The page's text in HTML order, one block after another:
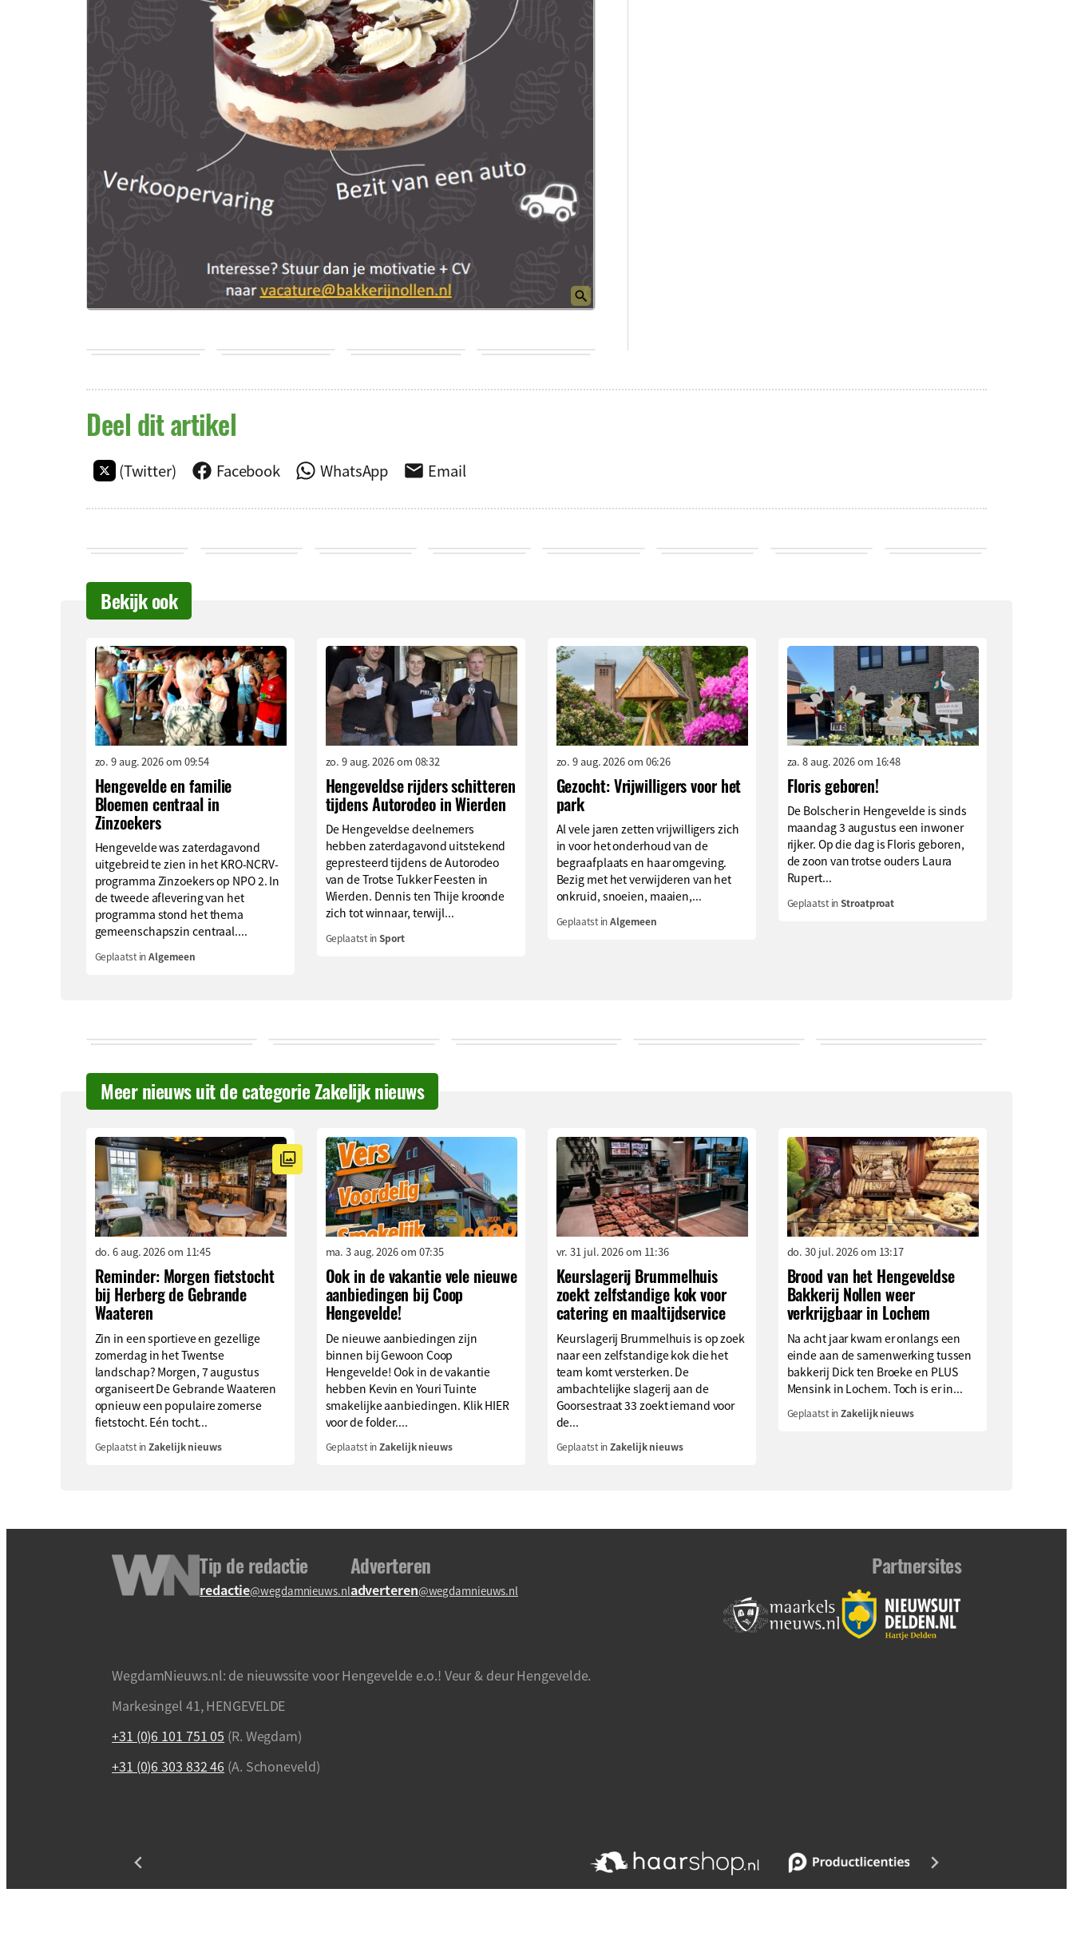
Deel dit artikel
(Twitter) Facebook WhatsApp Email
Bekijk ook
zo. 9 aug. 2026 om 09:54
Hengevelde en familie
Bloemen centraal in
Zinzoekers
Hengevelde was zaterdagavond
uitgebreid te zien in het KRO-NCRV-
programma Zinzoekers op NPO 2. In
de tweede aflevering van het
programma stond het thema
gemeenschapszin centraal....
Geplaatst inAlgemeen
zo. 9 aug. 2026 om 08:32
Hengeveldse rijders schitteren
tijdens Autorodeo in Wierden
De Hengeveldse deelnemers
hebben zaterdagavond uitstekend
gepresteerd tijdens de Autorodeo
van de Trotse Tukker Feesten in
Wierden. Dennis ten Thije kroonde
zich tot winnaar, terwijl...
Geplaatst inSport
zo. 9 aug. 2026 om 06:26
Gezocht: Vrijwilligers voor het
park
Al vele jaren zetten vrijwilligers zich
in voor het onderhoud van de
begraafplaats en haar omgeving.
Bezig met het verwijderen van het
onkruid, snoeien, maaien,...
Geplaatst inAlgemeen
za. 8 aug. 2026 om 16:48
Floris geboren!
De Bolscher in Hengevelde is sinds
maandag 3 augustus een inwoner
rijker. Op die dag is Floris geboren,
de zoon van trotse ouders Laura
Rupert...
Geplaatst inStroatproat
Meer nieuws uit de categorie Zakelijk nieuws
do. 6 aug. 2026 om 11:45
Reminder: Morgen fietstocht
bij Herberg de Gebrande
Waateren
Zin in een sportieve en gezellige
zomerdag in het Twentse
landschap? Morgen, 7 augustus
organiseert De Gebrande Waateren
opnieuw een populaire zomerse
fietstocht. Eén tocht...
Geplaatst inZakelijk nieuws
ma. 3 aug. 2026 om 07:35
Ook in de vakantie vele nieuwe
aanbiedingen bij Coop
Hengevelde!
De nieuwe aanbiedingen zijn
binnen bij Gewoon Coop
Hengevelde! Ook in de vakantie
hebben Kevin en Youri Tuinte
smakelijke aanbiedingen. Klik HIER
voor de folder....
Geplaatst inZakelijk nieuws
vr. 31 jul. 2026 om 11:36
Keurslagerij Brummelhuis
zoekt zelfstandige kok voor
catering en maaltijdservice
Keurslagerij Brummelhuis is op zoek
naar een zelfstandige kok die het
team komt versterken. De
ambachtelijke slagerij aan de
Goorsestraat 33 zoekt iemand voor
de...
Geplaatst inZakelijk nieuws
do. 30 jul. 2026 om 13:17
Brood van het Hengeveldse
Bakkerij Nollen weer
verkrijgbaar in Lochem
Na acht jaar kwam er onlangs een
einde aan de samenwerking tussen
bakkerij Dick ten Broeke en PLUS
Mensink in Lochem. Toch is er in...
Geplaatst inZakelijk nieuws
Tip de redactie
redactie@wegdamnieuws.nl
Adverteren
adverteren@wegdamnieuws.nl
Partnersites
WegdamNieuws.nl: de nieuwssite voor Hengevelde e.o.! Veur & deur Hengevelde.
Markesingel 41, HENGEVELDE
+31 (0)6 101 751 05 (R. Wegdam)
+31 (0)6 303 832 46 (A. Schoneveld)